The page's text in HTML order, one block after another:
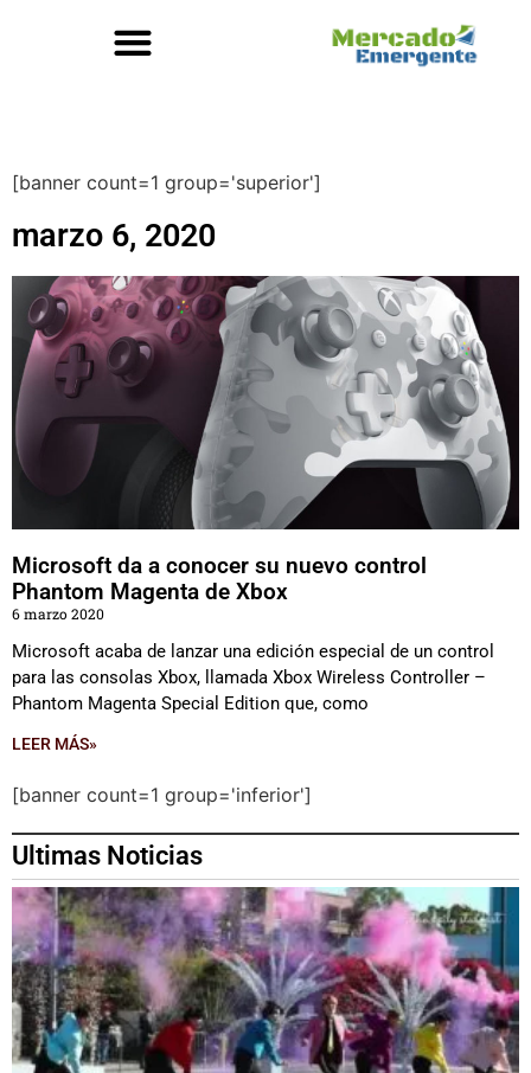
[banner count=1 group='superior']
marzo 6, 2020
Microsoft da a conocer su nuevo control
Phantom Magenta de Xbox
6 marzo 2020
Microsoft acaba de lanzar una edición especial de un control
para las consolas Xbox, llamada Xbox Wireless Controller –
Phantom Magenta Special Edition que, como
LEER MÁS»
[banner count=1 group='inferior']
Ultimas Noticias